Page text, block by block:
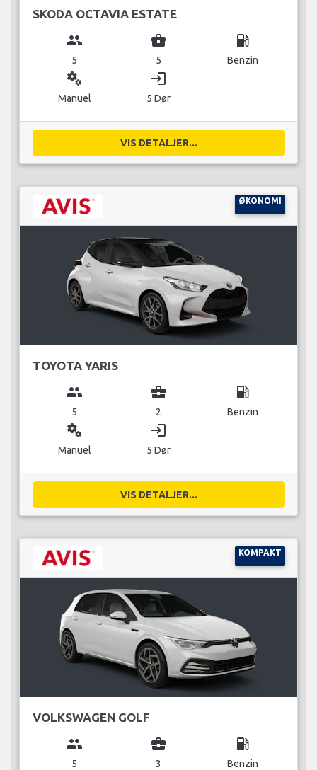
SKODA OCTAVIA ESTATE
group
5
business_center
5
local_gas_station
Benzin
miscellaneous_services
Manuel
login
5 Dør
VIS DETALJER...
ØKONOMI
TOYOTA YARIS
group
5
business_center
2
local_gas_station
Benzin
miscellaneous_services
Manuel
login
5 Dør
VIS DETALJER...
KOMPAKT
VOLKSWAGEN GOLF
group
5
business_center
3
local_gas_station
Benzin